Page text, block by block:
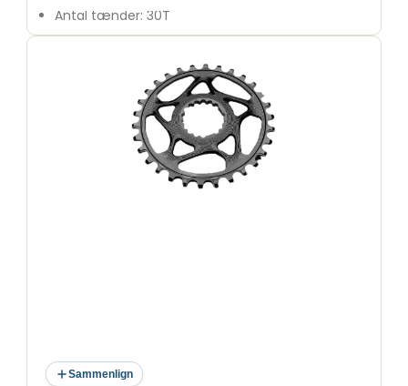
Antal tænder: 30T
Monteringstype: Direct Mount
Kompatibel med: Cannondale kranksæt
Speed-kompatibilitet: 1x10/11/12-speed
Tandprofil: Narrow Wide
Sammenlign